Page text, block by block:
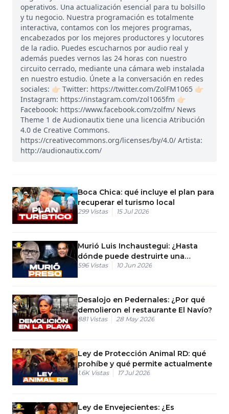
operativos. Una actualización esencial para tu bolsillo
y tu negocio. Nuestra programación es totalmente
interactiva, contamos con los mejores programas,
encabezados por los mejores productores y locutores
de la radio. Puedes escucharnos por audio real y
además puedes vernos las 24 horas con nuestro
circuito cerrado, mediante una cámara web instalada
en nuestro estudio. Únete a la conversación en redes
sociales: 👉🏻 Twitter: https://twitter.com/ZolFM1065 👉🏻
Instagram: https://instagram.com/zol1065fm 👉🏻
Faceboook: https://www.facebook.com/zolfm/ News
Theme 1 de Audionautix tiene una licencia Atribución
4.0 de Creative Commons.
https://creativecommons.org/licenses/by/4.0/ Artista:
http://audionautix.com/
Boca Chica: qué incluye el plan para
recuperar el turismo local
299 Vistas 15 Jul 2026
Murió Luis Inchaustegui: ¿Hasta
dónde puede destruirte una
demanda de manutención?
596 Vistas 10 Jun 2026
Desalojo en Pedernales: ¿Por qué
demolieron el restaurante El Navío?
881 Vistas 28 May 2026
Ley de Protección Animal RD: qué
prohíbe y qué permite actualmente
1.6K Vistas 17 Jul 2026
Ley de Envejecientes: ¿Es